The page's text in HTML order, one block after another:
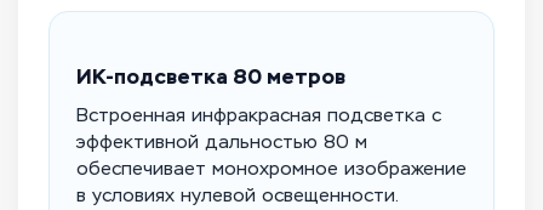
ИК-подсветка 80 метров
Встроенная инфракрасная подсветка с
эффективной дальностью 80 м
обеспечивает монохромное изображение
в условиях нулевой освещенности.